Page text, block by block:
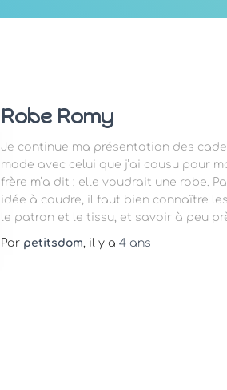
Robe Romy
Je continue ma présentation des
made avec celui que j’ai cousu pour
frère m’a dit : elle voudrait une robe.
idée à coudre, il faut bien connaître
le patron et le tissu, et savoir à peu
Par petitsdom, il y a 4 ans